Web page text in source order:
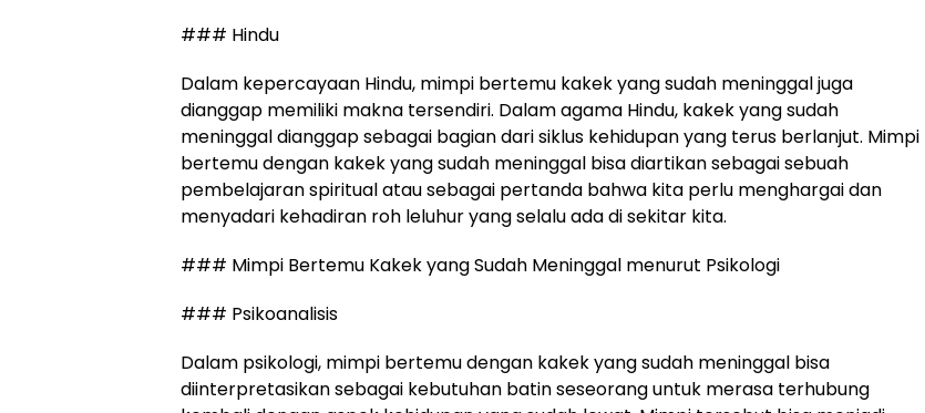
### Hindu
Dalam kepercayaan Hindu, mimpi bertemu kakek yang sudah meninggal juga
dianggap memiliki makna tersendiri. Dalam agama Hindu, kakek yang sudah
meninggal dianggap sebagai bagian dari siklus kehidupan yang terus berlanjut. Mimpi
bertemu dengan kakek yang sudah meninggal bisa diartikan sebagai sebuah
pembelajaran spiritual atau sebagai pertanda bahwa kita perlu menghargai dan
menyadari kehadiran roh leluhur yang selalu ada di sekitar kita.
### Mimpi Bertemu Kakek yang Sudah Meninggal menurut Psikologi
### Psikoanalisis
Dalam psikologi, mimpi bertemu dengan kakek yang sudah meninggal bisa
diinterpretasikan sebagai kebutuhan batin seseorang untuk merasa terhubung